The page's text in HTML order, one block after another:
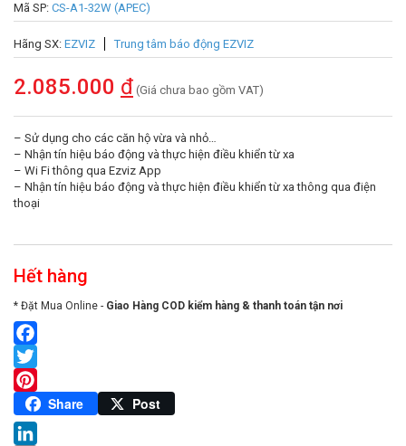
Mã SP: CS-A1-32W (APEC)
Hãng SX: EZVIZ Trung tâm báo động EZVIZ
2.085.000 đ (Giá chưa bao gồm VAT)
– Sử dụng cho các căn hộ vừa và nhỏ…
– Nhận tín hiệu báo động và thực hiện điều khiển từ xa
– Wi Fi thông qua Ezviz App
– Nhận tín hiệu báo động và thực hiện điều khiển từ xa thông qua điện
thoại
Hết hàng
* Đặt Mua Online - Giao Hàng COD kiểm hàng & thanh toán tận nơi
Facebook
Twitter
Pinterest
Share Post